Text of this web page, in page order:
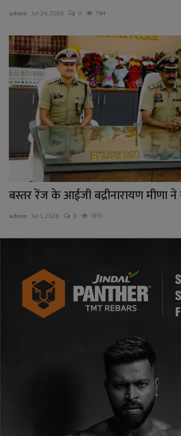
बिजनेस
मनोरंजन
ज्ञान विज्ञान
करिअर
वाद विवाद
धर्म
लाइफ स्टाइल
admin Jul 24, 2026 0 794
बस्तर रेंज के आईजी बद्रीनारायण मीणा
admin Jul 1, 2026 0 1813